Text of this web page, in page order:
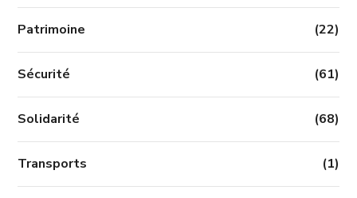
Patrimoine (22)
Sécurité (61)
Solidarité (68)
Transports (1)